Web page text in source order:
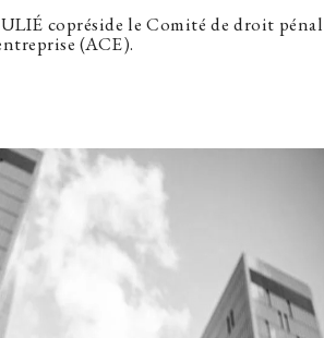
copréside le Comité de droit pénal
(ACE).